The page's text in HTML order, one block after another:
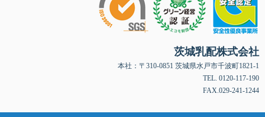
茨城乳配株式会社
本社：〒310-0851 茨城県水戸市千波町1821-1
TEL. 0120-117-190
FAX.029-241-1244